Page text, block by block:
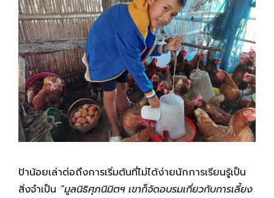
ป้าน้อยเล่าต่อถึงการเริ่มต้นที่ไม่ได้ง่ายนักการเรียนรู้เป็น
สิ่งจำเป็น “มูลนิธิศุภนิมิตฯ เขาก็จัดอบรมเกี่ยวกับการเลี้ยง